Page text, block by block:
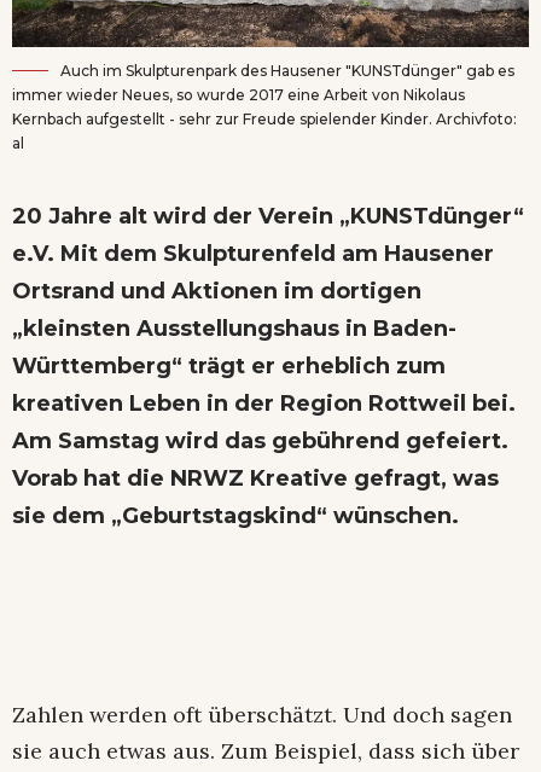
Auch im Skulpturenpark des Hausener "KUNSTdünger" gab es
immer wieder Neues, so wurde 2017 eine Arbeit von Nikolaus
Kernbach aufgestellt - sehr zur Freude spielender Kinder. Archivfoto:
al
20 Jahre alt wird der Verein „KUNSTdünger“
e.V. Mit dem Skulpturenfeld am Hausener
Ortsrand und Aktionen im dortigen
„kleinsten Ausstellungshaus in Baden-
Württemberg“ trägt er erheblich zum
kreativen Leben in der Region Rottweil bei.
Am Samstag wird das gebührend gefeiert.
Vorab hat die NRWZ Kreative gefragt, was
sie dem „Geburtstagskind“ wünschen.
Zahlen werden oft überschätzt. Und doch sagen
sie auch etwas aus. Zum Beispiel, dass sich über